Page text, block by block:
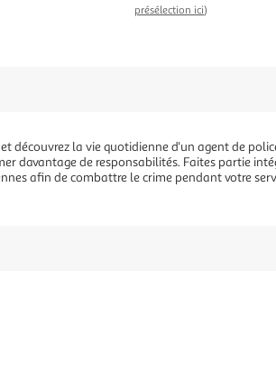
présélection ici)
découvrez la vie quotidienne d'un agent de
davantage de responsabilités. Faites partie
afin de combattre le crime pendant votre